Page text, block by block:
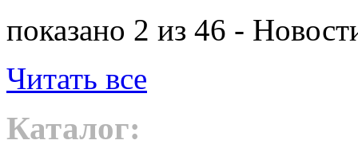
показано 2 из 46 -
Читать все
Каталог: